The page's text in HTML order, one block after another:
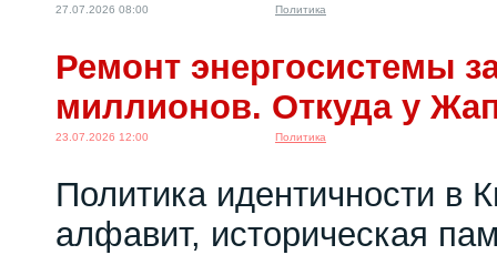
27.07.2026 08:00 Политика
Ремонт энергосистемы
миллионов. Откуда у
23.07.2026 12:00 Политика
Политика идентичности в
алфавит, историческая